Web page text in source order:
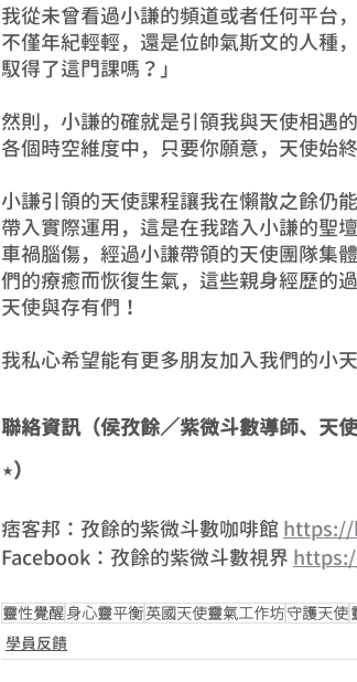
我從未曾看過小謙的頻道或者任何平台
不僅年紀輕輕，還是位帥氣斯文的人種
馭得了這門課嗎？」
然則，小謙的確就是引領我與天使相遇
各個時空維度中，只要你願意，天使始
小謙引領的天使課程讓我在懶散之餘仍
帶入實際運用，這是在我踏入小謙的聖
車禍腦傷，經過小謙帶領的天使團隊集
們的療癒而恢復生氣，這些親身經歷的
天使與存有們！
我私心希望能有更多朋友加入我們的小
聯絡資訊（侯孜餘／紫微斗數導師、天
⋆）
痞客邦：孜餘的紫微斗數咖啡館 https://
Facebook：孜餘的紫微斗數視界
靈性覺醒身心靈平衡英國天使靈氣工作坊守護天使
學員反饋